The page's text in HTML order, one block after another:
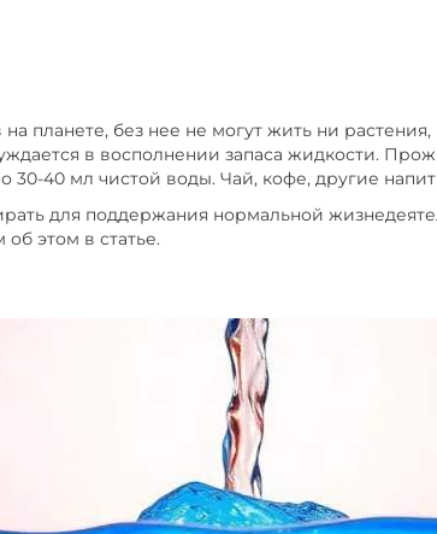
планете, без нее не могут жить ни
в восполнении запаса жидкости.
40 мл чистой воды. Чай, кофе, другие
для поддержания нормальной
этом в статье.